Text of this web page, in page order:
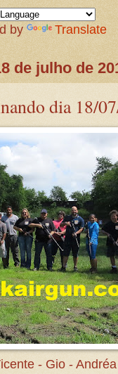
by Translate
de julho de
dia 18/
- Gio -